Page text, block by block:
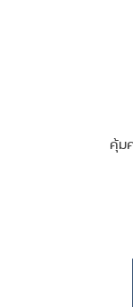
คุ้ม